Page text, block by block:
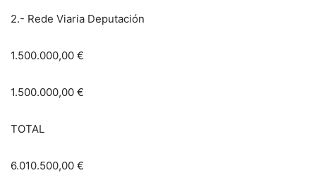
2.- Rede Viaria Deputación
1.500.000,00 €
1.500.000,00 €
TOTAL
6.010.500,00 €